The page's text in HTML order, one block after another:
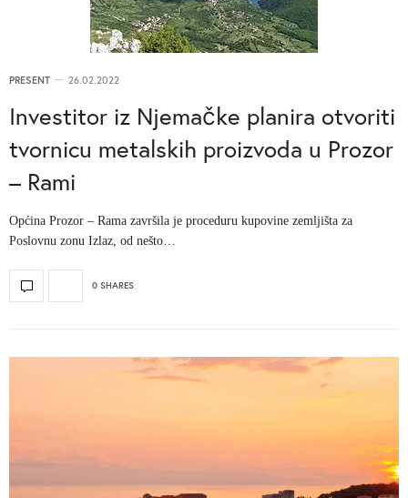
PRESENT 26.02.2022
Investitor iz Njemačke planira otvoriti
tvornicu metalskih proizvoda u Prozor
– Rami
Općina Prozor – Rama završila je proceduru kupovine zemljišta za
Poslovnu zonu Izlaz, od nešto…
0 SHARES